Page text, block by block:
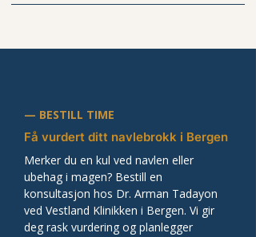
— BESTILL TIME
Få vurdert ditt navlebrokk i Bergen
Merker du en kul ved navlen eller
ubehag i magen? Bestill en
konsultasjon hos Dr. Arman Tadayon
ved Vestland Klinikken i Bergen. Vi gir
deg rask vurdering og planlegger